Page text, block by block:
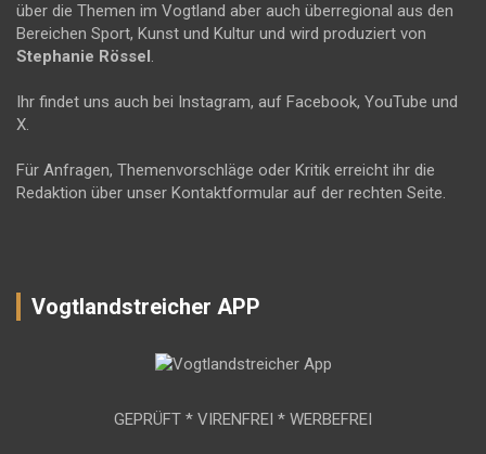
über die Themen im Vogtland aber auch überregional aus den
Bereichen Sport, Kunst und Kultur und wird produziert von
Stephanie Rössel .
Ihr findet uns auch bei Instagram, auf Facebook, YouTube und
X.
Für Anfragen, Themenvorschläge oder Kritik erreicht ihr die
Redaktion über unser Kontaktformular auf der rechten Seite.
Vogtlandstreicher APP
GEPRÜFT * VIRENFREI * WERBEFREI